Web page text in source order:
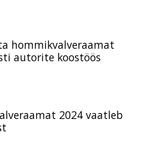
hommikvalveraamat
autorite koostöös
2024 vaatleb